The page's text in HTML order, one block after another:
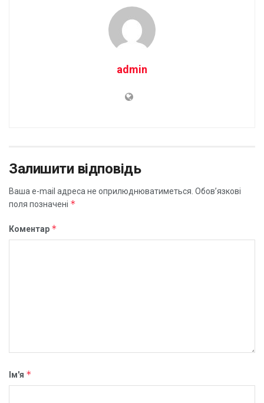
admin
Залишити відповідь
Ваша e-mail адреса не оприлюднюватиметься. Обов’язкові
поля позначені *
Коментар *
Ім'я *